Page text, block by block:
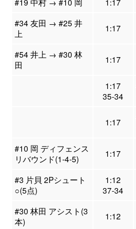
#34 友田 → #25 井
上
1:17
#54 井上 → #30 林
田
1:17
1:17
35-34
1:17
#10 岡 ディフェンス
リバウンド(1-4-5)
1:17
#3 片貝 2Pシュート
○(5点)
1:12
37-34
#30 林田 アシスト(3
本)
1:12